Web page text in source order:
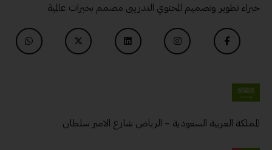
خبراء تطوير وتصميم المحتوي التدريبى مصمم بخبرات عالمية
المملكة العربية السعودية – الرياض شارع الامير سلطان